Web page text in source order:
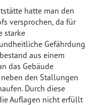
hatte man den
versprochen, da für
starke
Gefährdung
aus einem
das Gebäude
den Stallungen
Durch diese
Auflagen nicht erfüllt